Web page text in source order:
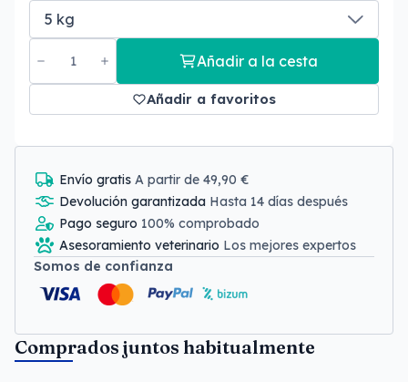
Añadir a la cesta
Añadir a favoritos
Envío gratis A partir de 49,90 €
Devolución garantizada Hasta 14 días después
Pago seguro 100% comprobado
Asesoramiento veterinario Los mejores expertos
Somos de confianza
Comprados juntos habitualmente